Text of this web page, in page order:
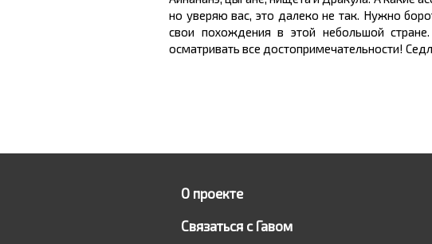
но уверяю вас, это далеко не так. Нужно
свои похождения в этой небольшой
осматривать все достопримечательности!
О проекте
Связаться с Гавом